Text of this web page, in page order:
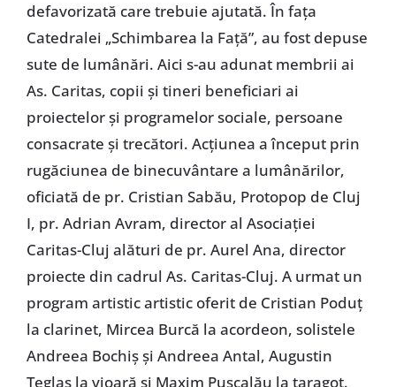
defavorizată care trebuie ajutată. În faţa
Catedralei „Schimbarea la Faţă”, au fost depuse
sute de lumânări. Aici s-au adunat membrii ai
As. Caritas, copii şi tineri beneficiari ai
proiectelor şi programelor sociale, persoane
consacrate şi trecători. Acţiunea a început prin
rugăciunea de binecuvântare a lumânărilor,
oficiată de pr. Cristian Sabău, Protopop de Cluj
I, pr. Adrian Avram, director al Asociaţiei
Caritas-Cluj alături de pr. Aurel Ana, director
proiecte din cadrul As. Caritas-Cluj. A urmat un
program artistic artistic oferit de Cristian Poduţ
la clarinet, Mircea Burcă la acordeon, solistele
Andreea Bochiş şi Andreea Antal, Augustin
Teglaş la vioară şi Maxim Puşcalău la taragot.